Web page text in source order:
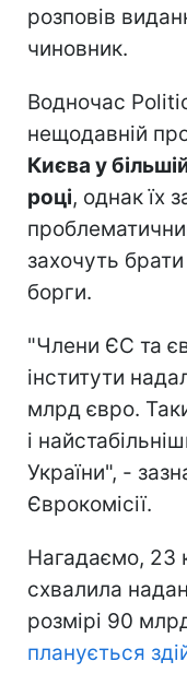
розповів
чиновник.
Водночас
нещодавній
Києва у
році, однак їх
захочуть
борги.
"Члени ЄС та
інститути
млрд євро.
і
України", -
Єврокомісії.
Нагадаємо, 23
схвалила
розмірі 90
планується